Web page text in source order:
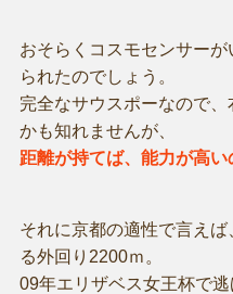
おそらくコスモセンサー
られたのでしょう。
完全なサウスポーなので
かも知れませんが、
距離が持てば、能力が高い
それに京都の適性で言え
る外回り2200ｍ。
09年エリザベス女王杯で